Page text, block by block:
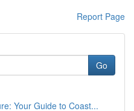
Report Page
Go
Your Guide to Coast...